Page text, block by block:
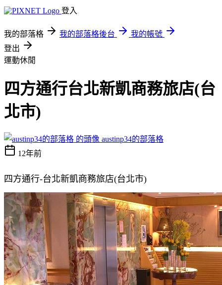
登入
我的部落格 我的部落格後台
我的帳號
登出
運動休閒
四方通行台北新凱商務旅店(台
北市)
austinp34的部落格
12年前
四方通行-台北新凱商務旅店(台北市)